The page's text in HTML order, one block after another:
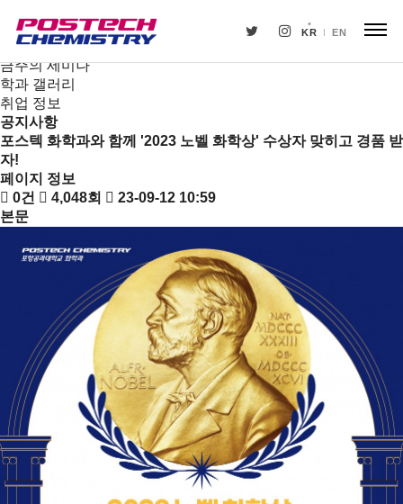
KR EN
뉴스
공지사항
금주의 세미나
학과 갤러리
취업 정보
공지사항
포스텍 화학과와 함께 '2023 노벨 화학상' 수상자 맞히고 경품 받
자!
페이지 정보
0건
4,048회
23-09-12 10:59
본문